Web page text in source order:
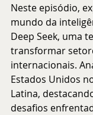
Neste episódio,
mundo da
Deep Seek, uma
transformar
internacionais.
Estados Unidos
Latina,
desafios